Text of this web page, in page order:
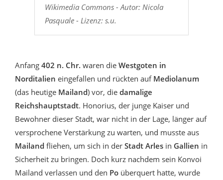
Wikimedia Commons - Autor: Nicola
Pasquale - Lizenz: s.u.
Anfang 402 n. Chr. waren die Westgoten in
Norditalien eingefallen und rückten aufMediolanum
(das heutige Mailand) vor, die damalige
Reichshauptstadt. Honorius, der junge Kaiser und
Bewohner dieser Stadt, war nicht in der Lage, länger auf
versprochene Verstärkung zu warten, und musste aus
Mailand fliehen, um sich in der Stadt Arles in Gallien in
Sicherheit zu bringen. Doch kurz nachdem sein Konvoi
Mailand verlassen und den Po überquert hatte, wurde